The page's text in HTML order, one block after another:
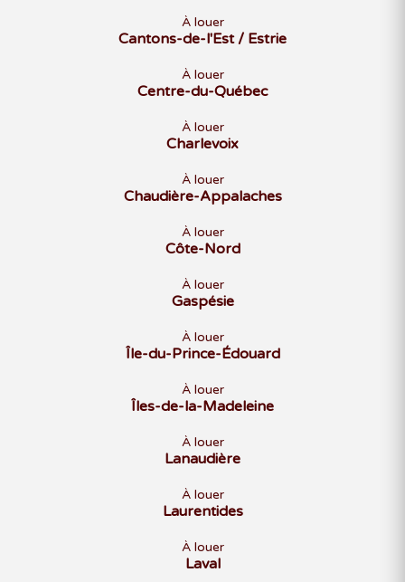
À louer
Cantons-de-l'Est / Estrie
À louer
Centre-du-Québec
À louer
Charlevoix
À louer
Chaudière-Appalaches
À louer
Côte-Nord
À louer
Gaspésie
À louer
Île-du-Prince-Édouard
À louer
Îles-de-la-Madeleine
À louer
Lanaudière
À louer
Laurentides
À louer
Laval